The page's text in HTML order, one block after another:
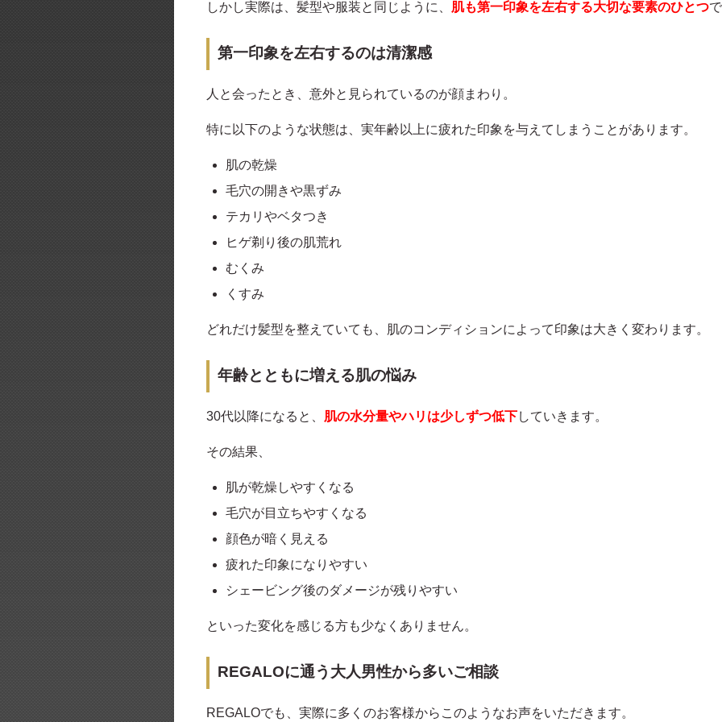
しかし実際は、髪型や服装と同じように、 肌も第一印象を左右する大切な要素のひとつ
第一印象を左右するのは清潔感
人と会ったとき、意外と見られているのが顔まわり。
特に以下のような状態は、実年齢以上に疲れた印象を与えてしまうことがあります。
肌の乾燥
毛穴の開きや黒ずみ
テカリやベタつき
ヒゲ剃り後の肌荒れ
むくみ
くすみ
どれだけ髪型を整えていても、肌のコンディションによって印象は大きく変わります。
年齢とともに増える肌の悩み
30代以降になると、 肌の水分量やハリは少しずつ低下していきます。
その結果、
肌が乾燥しやすくなる
毛穴が目立ちやすくなる
顔色が暗く見える
疲れた印象になりやすい
シェービング後のダメージが残りやすい
といった変化を感じる方も少なくありません。
REGALOに通う大人男性から多いご相談
REGALOでも、実際に多くのお客様からこのようなお声をいただきます。